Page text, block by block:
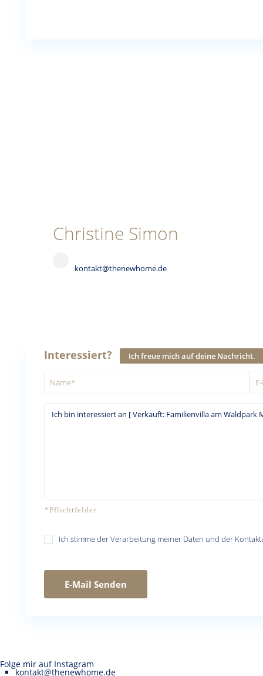
Christine Simon
kontakt@thenewhome.de
Interessiert? Ich freue mich auf deine Nachricht.
Ich stimme der Verarbeitung meiner Daten und der
Folge mir auf Instagram
kontakt@thenewhome.de